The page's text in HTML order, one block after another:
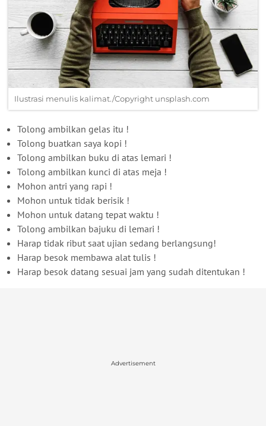
Ilustrasi menulis kalimat./Copyright unsplash.com
Tolong ambilkan gelas itu !
Tolong buatkan saya kopi !
Tolong ambilkan buku di atas lemari !
Tolong ambilkan kunci di atas meja !
Mohon antri yang rapi !
Mohon untuk tidak berisik !
Mohon untuk datang tepat waktu !
Tolong ambilkan bajuku di lemari !
Harap tidak ribut saat ujian sedang berlangsung!
Harap besok membawa alat tulis !
Harap besok datang sesuai jam yang sudah ditentukan !
Advertisement